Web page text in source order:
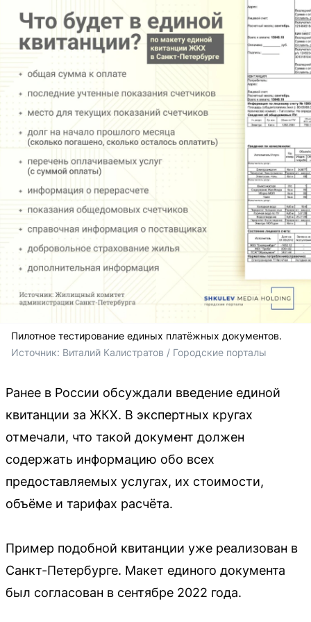
Пилотное тестирование единых платёжных документов.
Источник: Виталий Калистратов / Городские порталы
Ранее в России обсуждали введение единой
квитанции за ЖКХ. В экспертных кругах
отмечали, что такой документ должен
содержать информацию обо всех
предоставляемых услугах, их стоимости,
объёме и тарифах расчёта.
Пример подобной квитанции уже реализован в
Санкт-Петербурге. Макет единого документа
был согласован в сентябре 2022 года.